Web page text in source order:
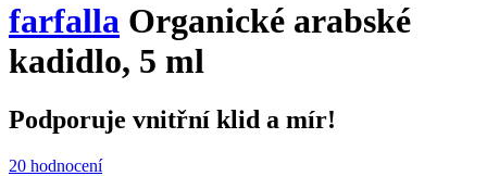
farfalla Organické arabské
kadidlo, 5 ml
Podporuje vnitřní klid a mír!
20 hodnocení